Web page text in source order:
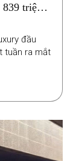
triệu
đầu
tuần ra mắt